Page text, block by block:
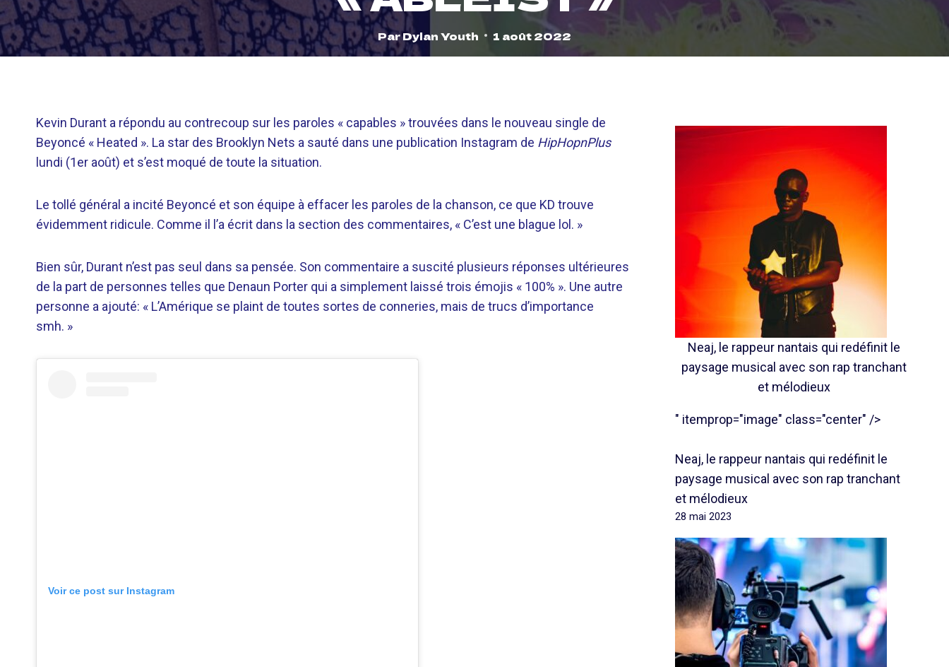
ParDylan Youth 1 août 2022
Kevin Durant a répondu au contrecoup sur les paroles « capables » trouvées dans le nouveau single de
Beyoncé « Heated ». La star des Brooklyn Nets a sauté dans une publication Instagram de HipHopnPlus
lundi (1er août) et s’est moqué de toute la situation.
Le tollé général a incité Beyoncé et son équipe à effacer les paroles de la chanson, ce que KD trouve
évidemment ridicule. Comme il l’a écrit dans la section des commentaires, « C’est une blague lol. »
Bien sûr, Durant n’est pas seul dans sa pensée. Son commentaire a suscité plusieurs réponses ultérieures
de la part de personnes telles que Denaun Porter qui a simplement laissé trois émojis « 100% ». Une autre
personne a ajouté: « L’Amérique se plaint de toutes sortes de conneries, mais de trucs d’importance
smh. »
Voir ce post sur Instagram
Neaj, le rappeur nantais qui redéfinit le
paysage musical avec son rap tranchant
et mélodieux
" itemprop="image" class="center" />
Neaj, le rappeur nantais qui redéfinit le
paysage musical avec son rap tranchant
et mélodieux
28 mai 2023